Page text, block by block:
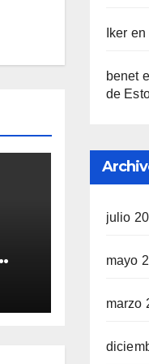
Iker en
benet
de
julio
mayo
marzo